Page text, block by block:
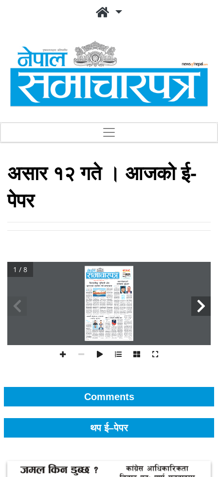
असार १२ गते । आजको ई-
पेपर
1 / 8
Comments
थप ई–पेपर